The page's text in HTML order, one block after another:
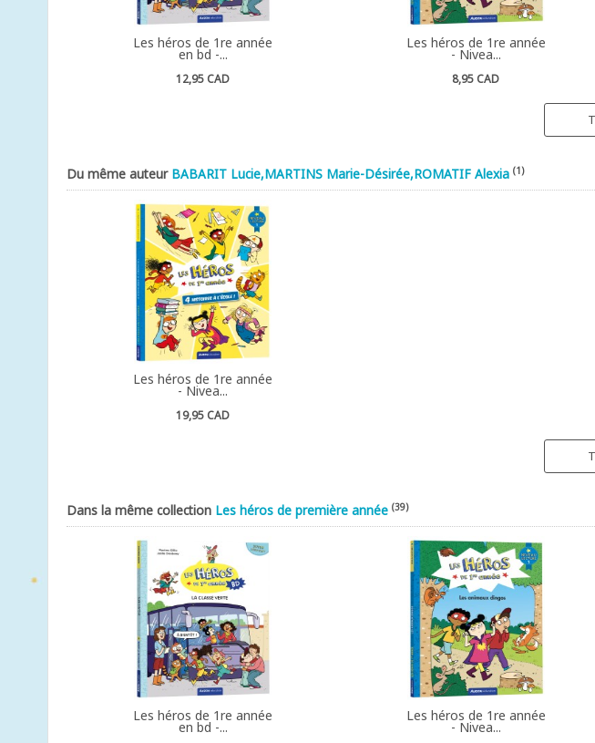
Les héros de 1re année
en bd -...
12,95 CAD
Les héros de 1re année
- Nivea...
8,95 CAD
Du même auteur BABARIT Lucie,MARTINS Marie-Désirée,ROMATIF Alexia (1)
Les héros de 1re année
- Nivea...
19,95 CAD
Dans la même collection Les héros de première année (39)
Les héros de 1re année
en bd -...
Les héros de 1re année
- Nivea...